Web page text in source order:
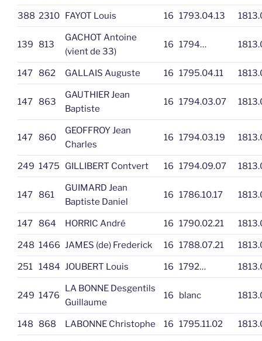
388 2310 FAYOT Louis 16 1793.04.13
139 813
GACHOT Antoine
(vient de 33)
16 1794…
147 862 GALLAIS Auguste 16 1795.04.11
147 863
GAUTHIER Jean
Baptiste
16 1794.03.07
147 860
GEOFFROY Jean
Charles
16 1794.03.19
249 1475 GILLIBERT Contvert 16 1794.09.07
147 861
GUIMARD Jean
Baptiste Daniel
16 1786.10.17
147 864 HORRIC André 16 1790.02.21
248 1466 JAMES (de) Frederick 16 1788.07.21
251 1484 JOUBERT Louis 16 1792…
249 1476
LA BONNE Desgentils
Guillaume
16 blanc
148 868 LABONNE Christophe 16 1795.11.02